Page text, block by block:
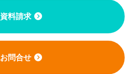
資料請求
お問合せ